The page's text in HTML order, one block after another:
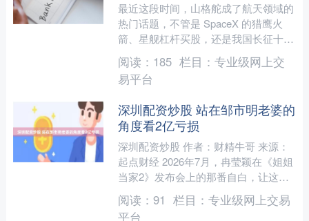
最近这段时间，山格舵成了航天领域的
热门话题，不管是 SpaceX 的猎鹰火
箭、星舰杠杆买股，还是我国长征十号
火箭的回收一级，都用上了这个装备。
不少人好奇：它到....
阅读： 185 栏目： 专业级网上交
易平台
深圳配资炒股 站在邹市明老婆的
角度看2亿亏损
深圳配资炒股 作者：财精牛哥 来源：
起点财经 2026年7月，冉莹颖在《姐姐
当家2》发布会上的那番自白，让这对
夫妻的财务黑洞彻底暴露在公众面前：
七年创业，累计....
阅读： 91 栏目： 专业级网上交易
平台